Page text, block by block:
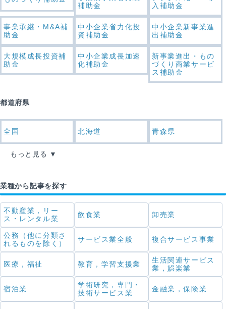
補助金
入補助金
事業承継・M&A補
助金
中小企業省力化投
資補助金
中小企業新事業進
出補助金
大規模成長投資補
助金
中小企業成長加速
化補助金
新事業進出・もの
づくり商業サービ
ス補助金
都道府県
全国 北海道 青森県
もっと見る
業種から記事を探す
不動産業，リー
ス・レンタル業
飲食業 卸売業
公務（他に分類さ
れるものを除く）
サービス業全般 複合サービス事業
医療，福祉 教育，学習支援業
生活関連サービス
業，娯楽業
宿泊業
学術研究，専門・
技術サービス業
金融業，保険業